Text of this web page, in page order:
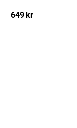
649 kr